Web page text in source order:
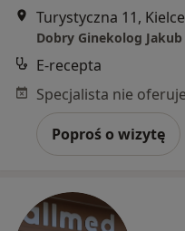
Turystyczna 11, Kielce
E-recepta
Poproś o wizytę